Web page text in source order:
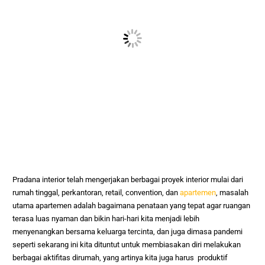
Pradana interior telah mengerjakan berbagai proyek interior mulai dari
rumah tinggal, perkantoran, retail, convention, danapartemen , masalah
utama apartemen adalah bagaimana penataan yang tepat agar ruangan
terasa luas nyaman dan bikin hari-hari kita menjadi lebih
menyenangkan bersama keluarga tercinta, dan juga dimasa pandemi
seperti sekarang ini kita dituntut untuk membiasakan diri melakukan
berbagai aktifitas dirumah, yang artinya kita juga harus produktif